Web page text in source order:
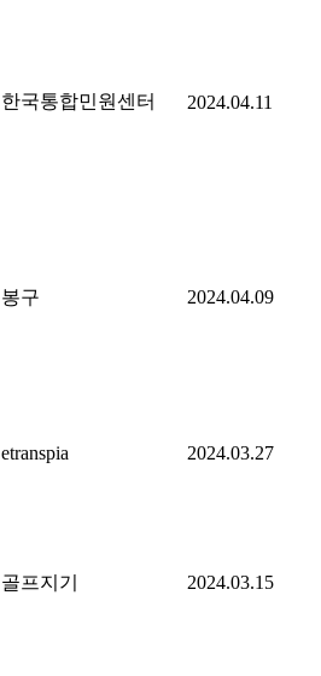
한국통합민원센터 2024.04.11
봉구 2024.04.09
etranspia 2024.03.27
골프지기 2024.03.15